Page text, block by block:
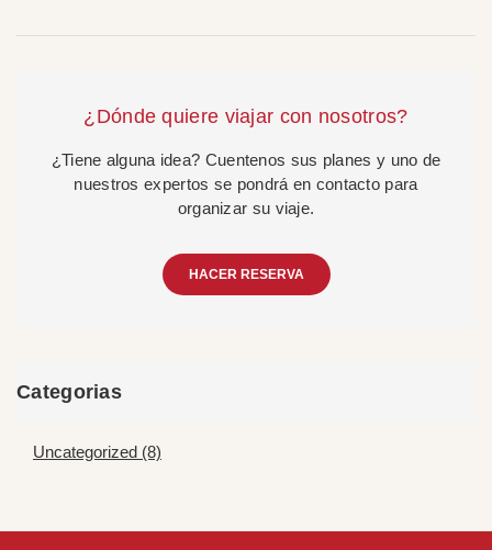
¿Dónde quiere viajar con nosotros?
¿Tiene alguna idea? Cuentenos sus planes y uno de
nuestros expertos se pondrá en contacto para
organizar su viaje.
HACER RESERVA
Categorias
Uncategorized (8)